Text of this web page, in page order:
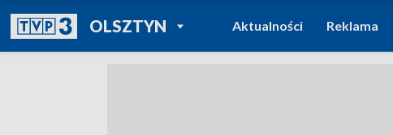
OLSZTYNPOWRÓT DO
TVP REGIONY
Aktualności Reklama